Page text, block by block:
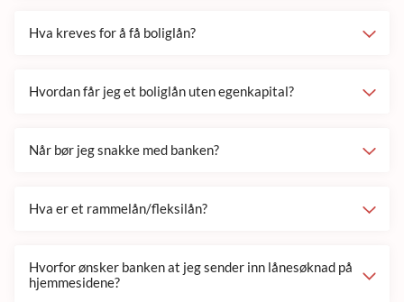
Hva kreves for å få boliglån?
Hvordan får jeg et boliglån uten egenkapital?
Når bør jeg snakke med banken?
Hva er et rammelån/fleksilån?
Hvorfor ønsker banken at jeg sender inn lånesøknad på
hjemmesidene?